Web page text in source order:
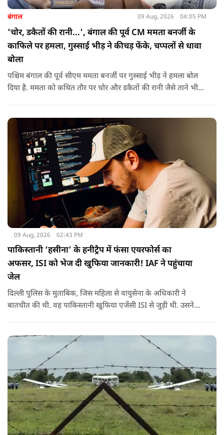
बंगाल 09 Aug, 2026 04:05 PM
'चोर, डकैतों की रानी...', बंगाल की पूर्व CM ममता बनर्जी के
काफिले पर हमला, गुस्साई भीड़ ने कीचड़ फेंके, चप्पलों से धावा
बोला
पश्चिम बंगाल की पूर्व सीएम ममता बनर्जी पर गुस्साई भीड़ ने हमला बोल
दिया है. ममता को कथित तौर पर चोर और डकैतों की रानी जैसे ताने भी
09 Aug, 2026 02:43 PM
पाकिस्तानी ‘हसीना’ के हनीट्रैप में फंसा एयरफोर्स का
अफसर, ISI को भेज दी खुफिया जानकारी! IAF ने पहुंचाया
जेल
दिल्ली पुलिस के मुताबिक, जिस महिला से वायुसेना के अधिकारी ने
बातचीत की थी. वह पाकिस्तानी खुफिया एजेंसी ISI से जुड़ी थी. उसने